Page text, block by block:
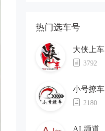
热门选车号
大侠上车
3792
小号撩车
2180
AL频道